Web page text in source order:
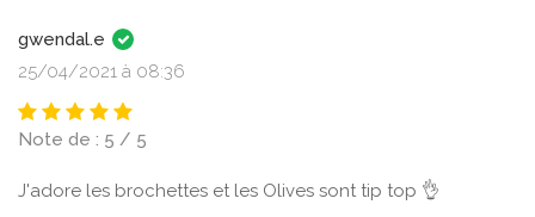
gwendal.e
25/04/2021 à 08:36
Note de : 5 / 5
J'adore les brochettes et les Olives sont tip top 👌